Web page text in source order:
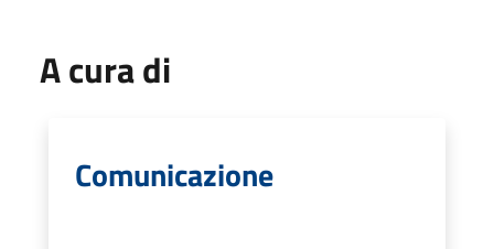
A cura di
Comunicazione